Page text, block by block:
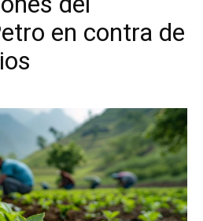
en contra de